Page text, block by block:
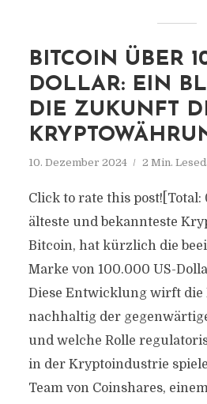
BITCOIN ÜBER
DOLLAR: EIN
DIE ZUKUNFT
10. Dezember 2024 2 Min.
Click to rate this post![Total:
älteste und bekannteste
Bitcoin, hat kürzlich die
Marke von 100.000 US-
Diese Entwicklung wirft die
nachhaltig der
und welche Rolle
in der Kryptoindustrie
Team von Coinshares,